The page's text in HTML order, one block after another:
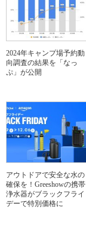
2024年キャンプ場予約動
向調査の結果を「なっ
ぷ」が公開
アウトドアで安全な水の
確保を！Greeshowの携帯
浄水器がブラックフライ
デーで特別価格に